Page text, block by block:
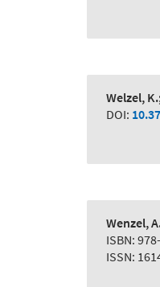
Welzel,
DOI:
Wenzel,
ISBN:
ISSN: